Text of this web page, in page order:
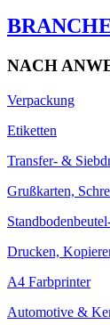
NACH
Verpackung
Etiketten
Transfer- &
Grußkarten,
Drucken,
A4 Farbprinter
Automotive &